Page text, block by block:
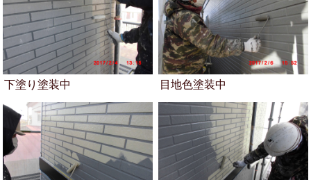
下塗り塗装中 目地色塗装中